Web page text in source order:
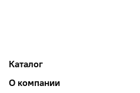
Каталог
О компании